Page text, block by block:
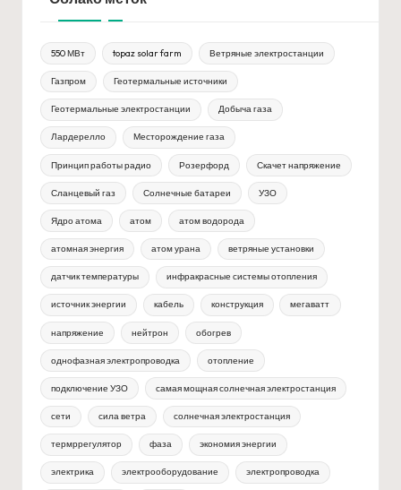
550 МВт topaz solar farm Ветряные электростанции
Газпром Геотермальные источники
Геотермальные электростанции Добыча газа
Лардерелло Месторождение газа
Принцип работы радио Розерфорд Скачет напряжение
Сланцевый газ Солнечные батареи УЗО
Ядро атома атом атом водорода
атомная энергия атом урана ветряные установки
датчик температуры инфракрасные системы отопления
источник энергии кабель конструкция мегаватт
напряжение нейтрон обогрев
однофазная электропроводка отопление
подключение УЗО самая мощная солнечная электростанция
сети сила ветра солнечная электростанция
термррегулятор фаза экономия энергии
электрика электрооборудование электропроводка